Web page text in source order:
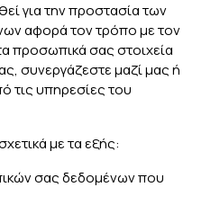
για την προστασία των
αφορά τον τρόπο με τον
προσωπικά σας στοιχεία
συνεργάζεστε μαζί μας ή
τις υπηρεσίες του
με τα εξής:
σας δεδομένων που